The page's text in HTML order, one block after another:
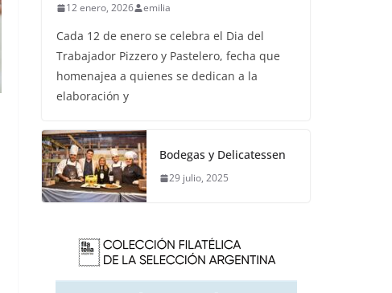
12 enero, 2026 emilia
Cada 12 de enero se celebra el Dia del
Trabajador Pizzero y Pastelero, fecha que
homenajea a quienes se dedican a la
elaboración y
Bodegas y Delicatessen
29 julio, 2025